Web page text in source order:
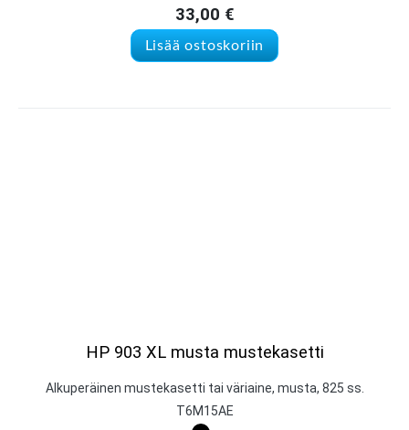
33,00 €
Lisää ostoskoriin
HP 903 XL musta mustekasetti
Alkuperäinen mustekasetti tai väriaine, musta, 825 ss.
T6M15AE